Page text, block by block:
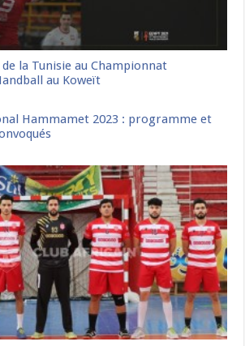
la Tunisie au Championnat
au Koweït
Hammamet 2023 : programme et